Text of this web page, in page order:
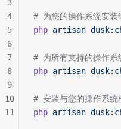
# 为您的操作系统安
php artisan
# 为所有支持的操作
php artisan
# 安装与您的操作系
php artisan
3
4
5
6
7
8
9
10
11